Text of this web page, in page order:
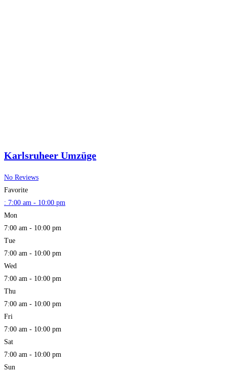
Karlsruheer Umzüge
No Reviews
Favorite
: 7:00 am - 10:00 pm
Mon
7:00 am - 10:00 pm
Tue
7:00 am - 10:00 pm
Wed
7:00 am - 10:00 pm
Thu
7:00 am - 10:00 pm
Fri
7:00 am - 10:00 pm
Sat
7:00 am - 10:00 pm
Sun